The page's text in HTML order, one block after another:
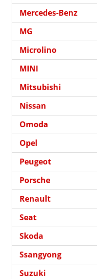
Mercedes-Benz
MG
Microlino
MINI
Mitsubishi
Nissan
Omoda
Opel
Peugeot
Porsche
Renault
Seat
Skoda
Ssangyong
Suzuki